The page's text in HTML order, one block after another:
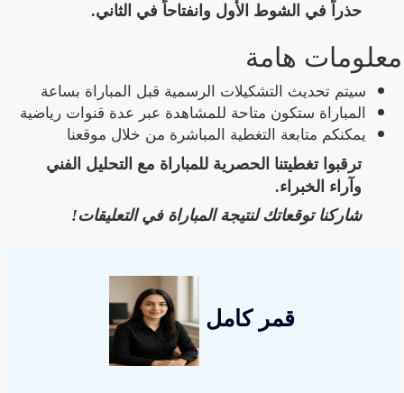
حذراً في الشوط الأول وانفتاحاً في الثاني.
معلومات هامة
سيتم تحديث التشكيلات الرسمية قبل المباراة بساعة
المباراة ستكون متاحة للمشاهدة عبر عدة قنوات رياضية
يمكنكم متابعة التغطية المباشرة من خلال موقعنا
ترقبوا تغطيتنا الحصرية للمباراة مع التحليل الفني
وآراء الخبراء.
شاركنا توقعاتك لنتيجة المباراة في التعليقات!
قمر كامل